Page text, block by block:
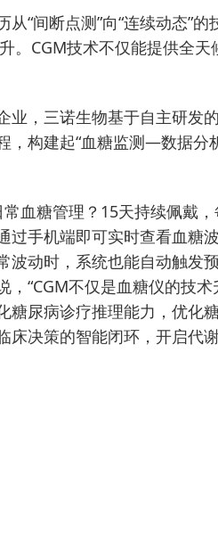
从“间断点测”向“连续动态”
。CGM技术不仅能提供全
业，三诺生物基于自主研发
，构建起“血糖监测—数据
常血糖管理？15天持续佩戴
过手机端即可实时查看血糖
波动时，系统也能自动触发
，“CGM不仅是血糖仪的技
糖尿病诊疗推理能力，优化
床决策的智能闭环，开启代